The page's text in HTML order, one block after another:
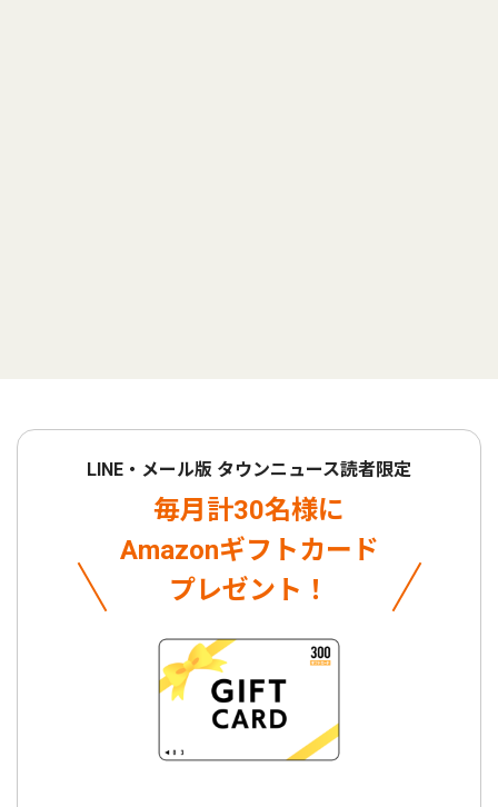
LINE・メール版 タウンニュース読者限定
毎月計30名様に
Amazonギフトカード
プレゼント！